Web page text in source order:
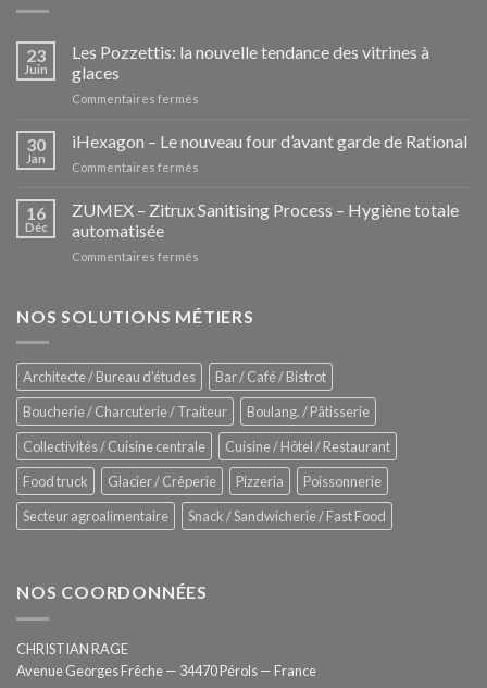
23
Juin
Les Pozzettis: la nouvelle tendance des vitrines à
glaces
Commentaires fermés
Pozzettis:
la
des
30
Jan
iHexagon – Le nouveau four d’avant garde de Rational
Commentaires fermés
–
Le
de
16
Déc
ZUMEX – Zitrux Sanitising Process – Hygiène totale
automatisée
Commentaires fermés
Zitrux
–
Hygiène
totale
automatisée
NOS SOLUTIONS MÉTIERS
Architecte / Bureau d'études
Bar / Café / Bistrot
Boucherie / Charcuterie / Traiteur
Boulang. / Pâtisserie
Collectivités / Cuisine centrale
Cuisine / Hôtel / Restaurant
Food truck
Glacier / Crêperie Pizzeria
Poissonnerie
Secteur agroalimentaire
Snack / Sandwicherie / Fast Food
NOS COORDONNÉES
CHRISTIAN RAGE
Avenue Georges Frêche — 34470 Pérols — France